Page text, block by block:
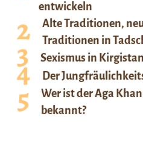
entwickeln
Alte Traditionen,
Traditionen in
Sexismus in Kirgistan
Der
Wer ist der Aga
bekannt?